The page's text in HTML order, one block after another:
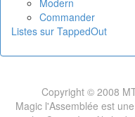
Commander
Listes sur TappedOut
Copyright © 2008
Magic l'Assemblée est